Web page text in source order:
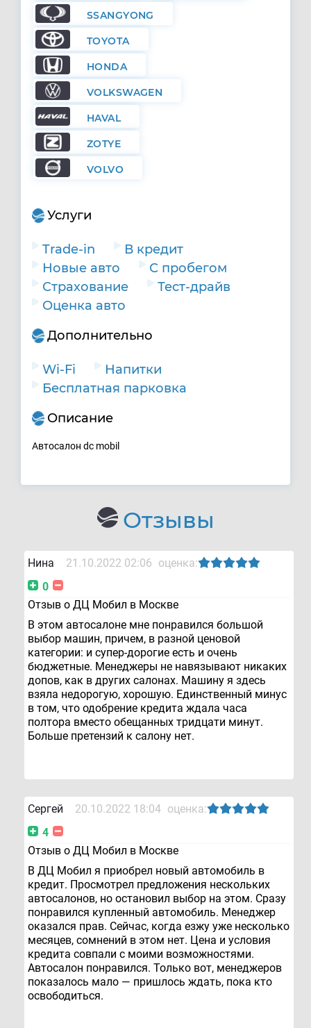
SSANGYONG
TOYOTA
HONDA
VOLKSWAGEN
HAVAL
ZOTYE
VOLVO
Услуги
Trade-in
В кредит
Новые авто
С пробегом
Страхование
Тест-драйв
Оценка авто
Дополнительно
Wi-Fi
Напитки
Бесплатная парковка
Описание
Автосалон dc mobil
Отзывы
Нина 21.10.2022 02:06 оценка:
0
Отзыв о ДЦ Мобил в Москве
В этом автосалоне мне понравился большой
выбор машин, причем, в разной ценовой
категории: и супер-дорогие есть и очень
бюджетные. Менеджеры не навязывают никаких
допов, как в других салонах. Машину я здесь
взяла недорогую, хорошую. Единственный минус
в том, что одобрение кредита ждала часа
полтора вместо обещанных тридцати минут.
Больше претензий к салону нет.
Сергей 20.10.2022 18:04 оценка:
4
Отзыв о ДЦ Мобил в Москве
В ДЦ Мобил я приобрел новый автомобиль в
кредит. Просмотрел предложения нескольких
автосалонов, но остановил выбор на этом. Сразу
понравился купленный автомобиль. Менеджер
оказался прав. Сейчас, когда езжу уже несколько
месяцев, сомнений в этом нет. Цена и условия
кредита совпали с моими возможностями.
Автосалон понравился. Только вот, менеджеров
показалось мало — пришлось ждать, пока кто
освободиться.